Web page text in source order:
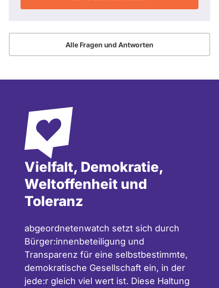
Alle Fragen und Antworten
Vielfalt, Demokratie,
Weltoffenheit und
Toleranz
abgeordnetenwatch setzt sich durch
Bürger:innenbeteiligung und
Transparenz für eine selbstbestimmte,
demokratische Gesellschaft ein, in der
jede:r gleich viel wert ist. Diese Haltung